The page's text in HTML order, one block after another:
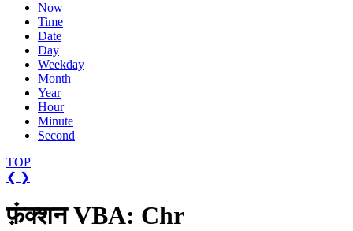
Now
Time
Date
Day
Weekday
Month
Year
Hour
Minute
Second
TOP
❮ ❯
फ़ंक्शन VBA: Chr